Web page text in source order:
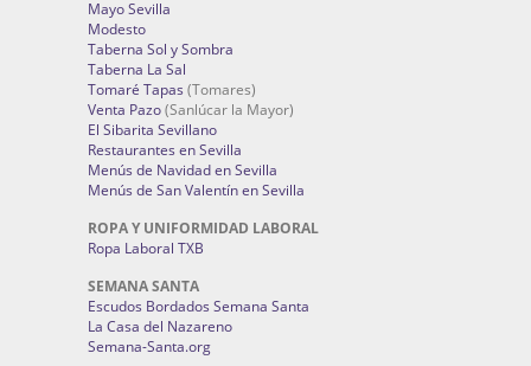
Mayo Sevilla
Modesto
Taberna Sol y Sombra
Taberna La Sal
Tomaré Tapas (Tomares)
Venta Pazo(Sanlúcar la Mayor)
El Sibarita Sevillano
Restaurantes en Sevilla
Menús de Navidad en Sevilla
Menús de San Valentín en Sevilla
ROPA Y UNIFORMIDAD LABORAL
Ropa Laboral TXB
SEMANA SANTA
Escudos Bordados Semana Santa
La Casa del Nazareno
Semana-Santa.org